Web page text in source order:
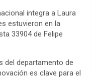
integra a Laura
estuvieron en la
33904 de Felipe
del departamento de
es clave para el